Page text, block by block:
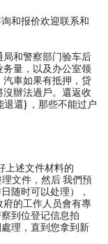
和报价欢迎联系和
和警察部门验车后
务量，以及办公室领
車如果有抵押，贷
辦法過戶。還返收
還) ，那些不能过户
上述文件材料的
文件，然后 我們預
随时可以处理），
的工作人员會有專
到位登记信息拍
理，直到您拿到新